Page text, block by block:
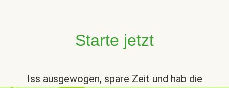
Starte jetzt
Iss ausgewogen, spare Zeit und hab die